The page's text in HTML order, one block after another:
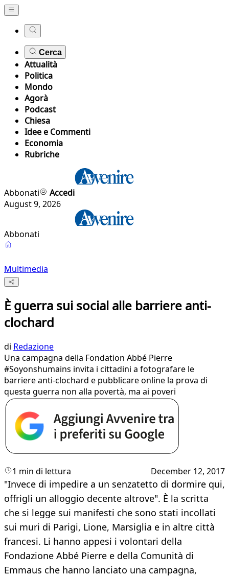
Cerca
Attualità
Politica
Mondo
Agorà
Podcast
Chiesa
Idee e Commenti
Economia
Rubriche
Abbonati
Accedi
August 9, 2026
Abbonati
Multimedia
È guerra sui social alle barriere anti-
clochard
di Redazione
Una campagna della Fondation Abbé Pierre
#Soyonshumains invita i cittadini a fotografare le
barriere anti-clochard e pubblicare online la prova di
questa guerra non alla povertà, ma ai poveri
1 min di lettura December 12, 2017
"Invece di impedire a un senzatetto di dormire qui,
offrigli un alloggio decente altrove". È la scritta
che si legge sui manifesti che sono stati incollati
sui muri di Parigi, Lione, Marsiglia e in altre città
francesi. Li hanno appesi i volontari della
Fondazione Abbé Pierre e della Comunità di
Emmaus che hanno lanciato una campagna,